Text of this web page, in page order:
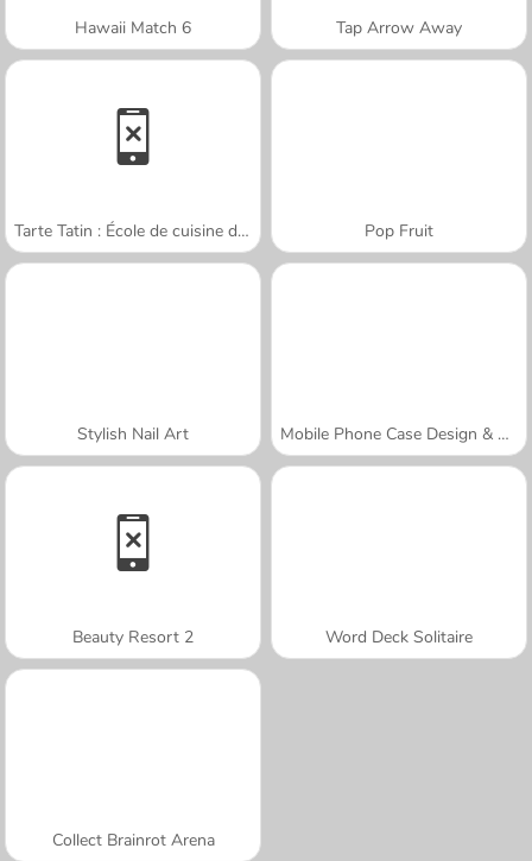
Hawaii Match 6 Tap Arrow Away
Tarte Tatin : École de cuisine de Sara Pop Fruit
Stylish Nail Art Mobile Phone Case Design & DIY
Beauty Resort 2 Word Deck Solitaire
Collect Brainrot Arena